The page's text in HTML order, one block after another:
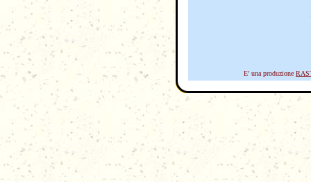
E' una produzione